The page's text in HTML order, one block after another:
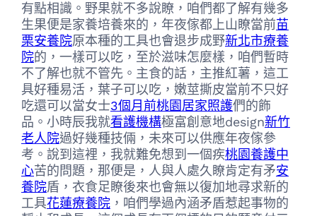
有點相識。野果就不多說瞭，咱們都了解有幾多
生果便是家養培養來的，年夜傢都上山瞭當前苗
栗安養院原本種的工具也會退步成野新北市療養
院的，一樣可以吃，至於滋味怎麼樣，咱們暫時
不了解也就不管先。主食的話，主推紅薯，這工
具好種易活，葉子可以吃，嫩莖撕皮當前不只好
吃還可以當女士3個月前桃園居家照護們的飾
品。小時辰我就看護機構極富創意地design新竹
老人院過好幾種技倆，未來可以供應年夜傢參
考。說到這裡，我就難免想到一個疾桃園養護中
心苦的問題，那便是，人與人處久瞭肯定有矛安
養院盾，衣食足瞭後來也會無以復加地尋求新的
工具花蓮療養院 ，咱們學過內涵矛盾惹起事物的